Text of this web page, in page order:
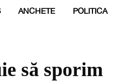
ANCHETE POLITICA
să sporim